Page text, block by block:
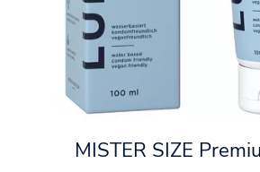
MISTER SIZE